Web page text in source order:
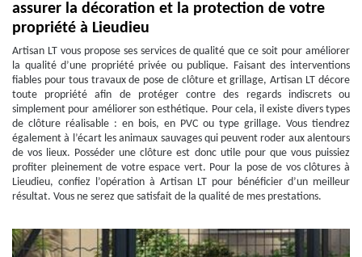
assurer la décoration et la protection de votre
propriété à Lieudieu
Artisan LT vous propose ses services de qualité que ce soit pour améliorer
la qualité d’une propriété privée ou publique. Faisant des interventions
fiables pour tous travaux de pose de clôture et grillage, Artisan LT décore
toute propriété afin de protéger contre des regards indiscrets ou
simplement pour améliorer son esthétique. Pour cela, il existe divers types
de clôture réalisable : en bois, en PVC ou type grillage. Vous tiendrez
également à l’écart les animaux sauvages qui peuvent roder aux alentours
de vos lieux. Posséder une clôture est donc utile pour que vous puissiez
profiter pleinement de votre espace vert. Pour la pose de vos clôtures à
Lieudieu, confiez l’opération à Artisan LT pour bénéficier d’un meilleur
résultat. Vous ne serez que satisfait de la qualité de mes prestations.